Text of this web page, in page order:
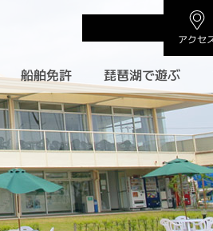
アクセ
ーレンタル）
船舶免許 琵琶湖で遊ぶ
（フィッシング